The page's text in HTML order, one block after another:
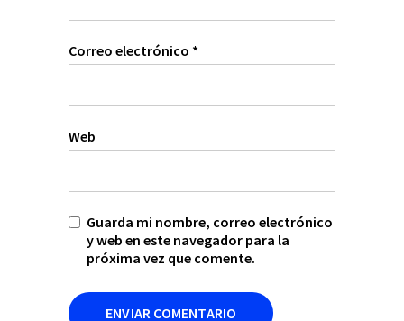
Correo electrónico *
Web
Guarda mi nombre, correo electrónico
y web en este navegador para la
próxima vez que comente.